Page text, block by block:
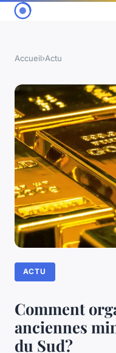
Accueil›Actu
ACTU
Comment
anciennes
du Sud?